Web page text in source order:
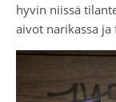
hyvin niissä
aivot narikassa